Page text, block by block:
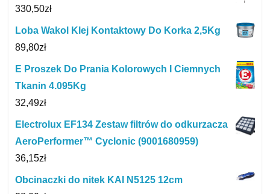
330,50zł
Loba Wakol Klej Kontaktowy Do Korka 2,5Kg
89,80zł
E Proszek Do Prania Kolorowych I Ciemnych
Tkanin 4.095Kg
32,49zł
Electrolux EF134 Zestaw filtrów do odkurzacza
AeroPerformer™ Cyclonic (9001680959)
36,15zł
Obcinaczki do nitek KAI N5125 12cm